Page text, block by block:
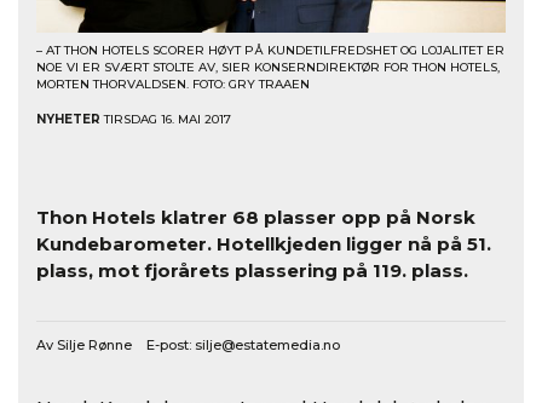
– AT THON HOTELS SCORER HØYT PÅ KUNDETILFREDSHET OG LOJALITET ER
NOE VI ER SVÆRT STOLTE AV, SIER KONSERNDIREKTØR FOR THON HOTELS,
MORTEN THORVALDSEN. FOTO: GRY TRAAEN
NYHETER TIRSDAG 16. MAI 2017
Thon Hotels klatrer 68 plasser opp på Norsk
Kundebarometer. Hotellkjeden ligger nå på 51.
plass, mot fjorårets plassering på 119. plass.
Av Silje Rønne E-post: silje@estatemedia.no